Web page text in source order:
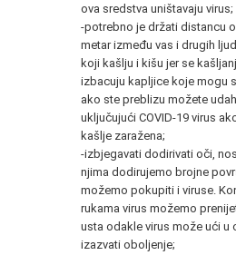
ova sredstva uništavaju virus;
-potrebno je držati distancu
metar između vas i drugih
koji kašlju i kišu jer se
izbacuju kapljice koje mogu
ako ste preblizu možete
uključujući COVID-19 virus
kašlje zaražena;
-izbjegavati dodirivati oči,
njima dodirujemo brojne
možemo pokupiti i viruse.
rukama virus možemo
usta odakle virus može ući u
izazvati oboljenje;